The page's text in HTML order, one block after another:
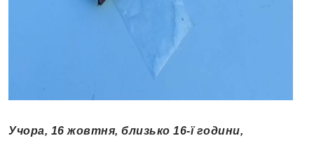
Учора, 16 жовтня, близько 16-ї години,